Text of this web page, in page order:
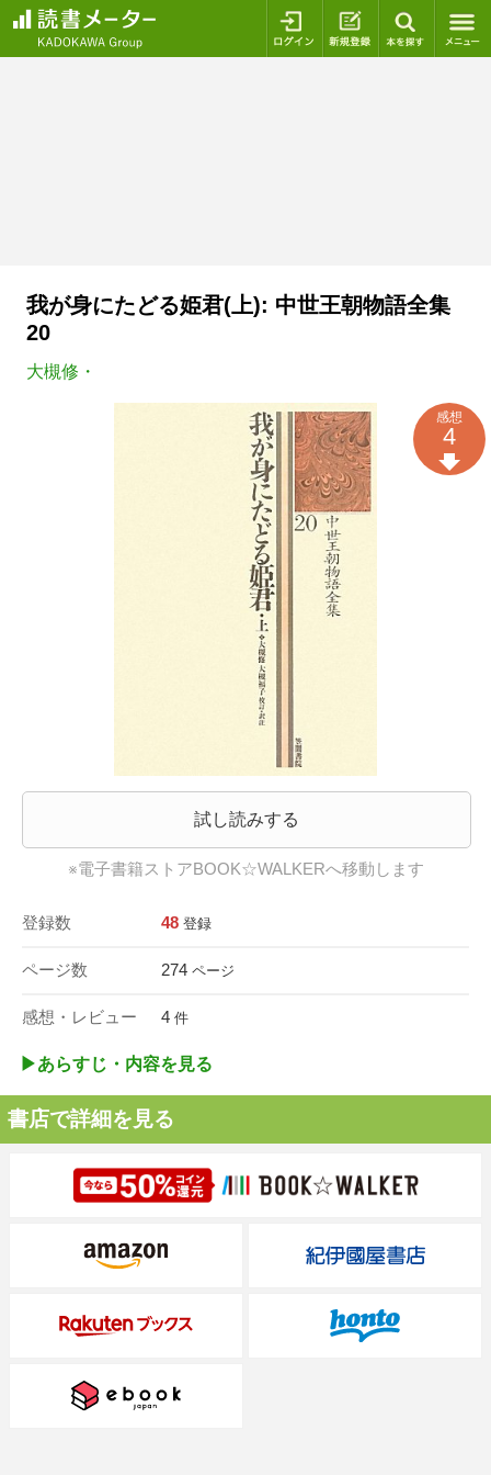
ログイン 新規登録
我が身にたどる姫君(上): 中世王朝物語全集
20
大槻修・
試し読みする
※電子書籍ストアBOOK☆WALKERへ移動します
登録数 48 登録
ページ数 274 ページ
感想・レビュー 4 件
感想
4
▶︎あらすじ・内容を見る
書店で詳細を見る